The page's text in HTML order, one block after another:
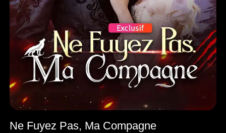
Ne Fuyez Pas, Ma Compagne